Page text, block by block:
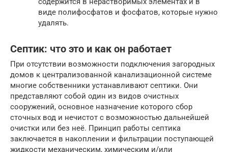
виде полифосфатов и фосфатов, которые нужно
удалять.
Септик: что это и как он работает
При отсутствии возможности подключения загородных
домов к централизованной канализационной системе
многие собственники устанавливают септики. Они
представляют собой один из видов очистных
сооружений, основное назначение которого сбор
сточных вод и нечистот с возможностью дальнейшей
очистки или без неё. Принцип работы септика
заключается в накоплении и фильтрации поступающей
жидкости механическим, химическим и/или